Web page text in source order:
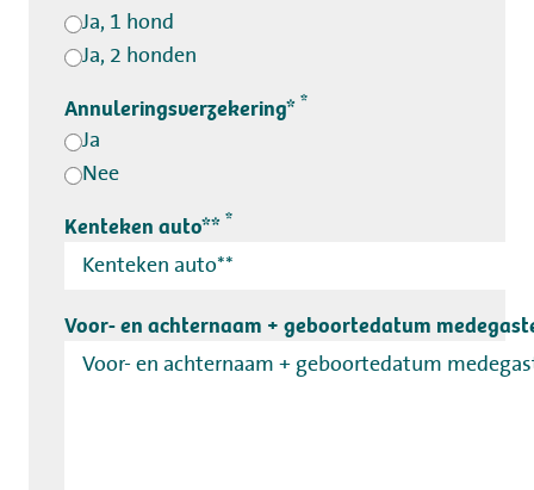
Ja, 1 hond
Ja, 2 honden
Annuleringsverzekering* *
Ja
Nee
Kenteken auto** *
Voor- en achternaam + geboortedatum